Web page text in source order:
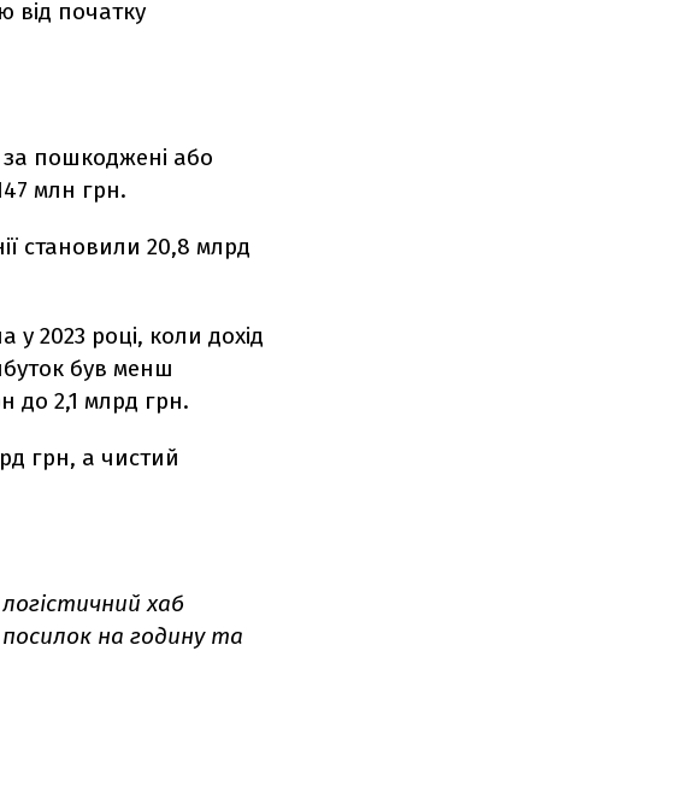
від початку
за пошкоджені або
млн грн.
становили 20,8 млрд
2023 році, коли дохід
був менш
до 2,1 млрд грн.
грн, а чистий
хаб
на годину та